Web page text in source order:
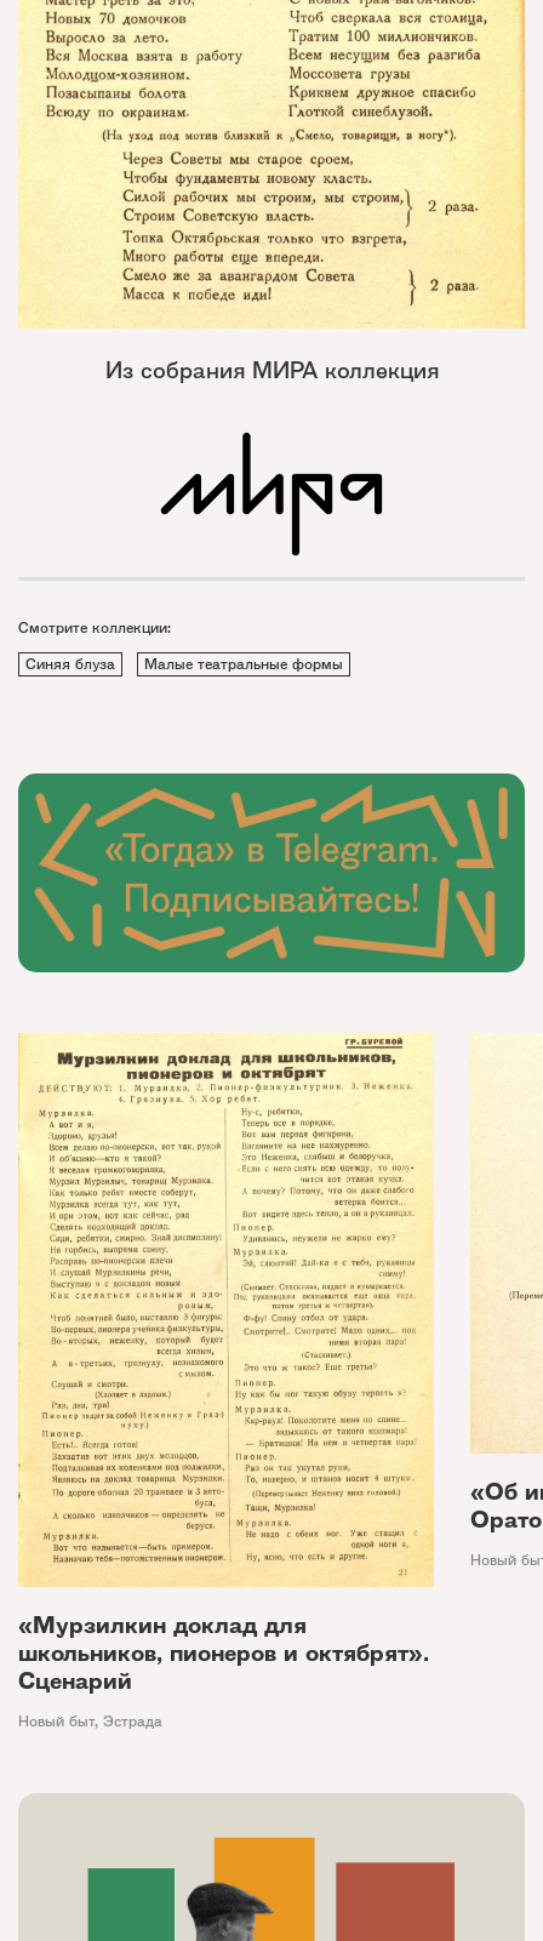
Из собрания МИРА коллекция
Смотрите коллекции:
Синяя блуза
Малые театральные формы
«Мурзилкин доклад для
школьников, пионеров и октябрят».
Сценарий
Новый быт, Эстрада
«Об
Новый